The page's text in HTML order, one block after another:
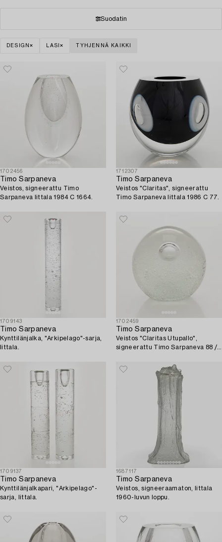
Suodatin
DESIGN LASI TYHJENNÄ KAIKKI
1702456
Timo Sarpaneva
Veistos, signeerattu Timo
Sarpaneva Iittala 1984 C 1664.
1712307
Timo Sarpaneva
Veistos "Claritas", signeerattu
Timo Sarpaneva Iittala 1986 C 77.
1709143
Timo Sarpaneva
Kynttilänjalka, "Arkipelago"-sarja,
Iittala.
1702459
Timo Sarpaneva
Veistos "Claritas Utupallo",
signeerattu Timo Sarpaneva 88 /
1709137
Timo Sarpaneva
Kynttilänjalkapari, "Arkipelago"-
sarja, Iittala.
1687117
Timo Sarpaneva
Veistos, signeeraamaton, Iittala
1960-luvun loppu.